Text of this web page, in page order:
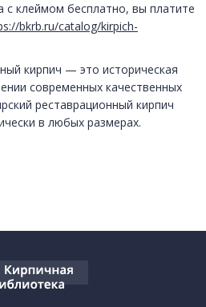
с клеймом бесплатно, вы платите
bkrb.ru/catalog/kirpich-
кирпич — это историческая
современных качественных
реставрационный кирпич
в любых размерах.